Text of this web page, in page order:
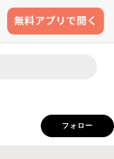
フォロー